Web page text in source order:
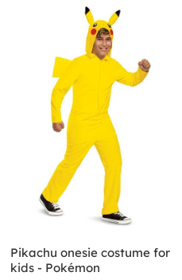
Pikachu onesie costume for
kids - Pokémon